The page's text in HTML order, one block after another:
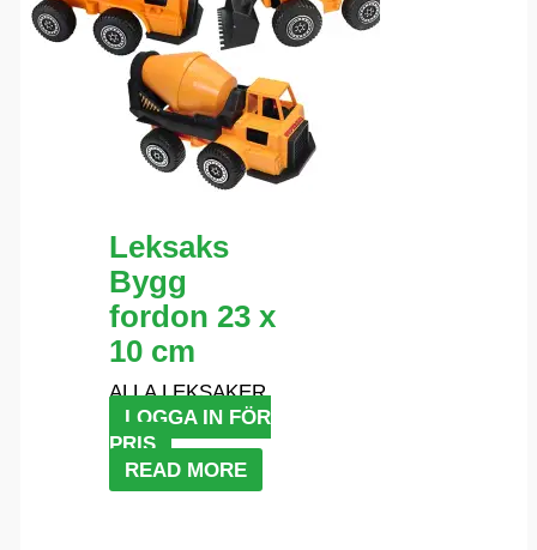
Leksaks
Bygg
fordon 23 x
10 cm
ALLA LEKSAKER
LOGGA IN FÖR
PRIS
READ MORE